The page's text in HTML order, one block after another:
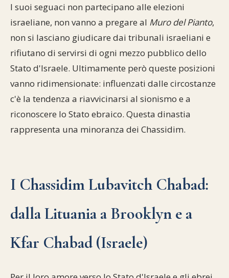
I suoi seguaci non partecipano alle elezioni
israeliane, non vanno a pregare al Muro del Pianto,
non si lasciano giudicare dai tribunali israeliani e
rifiutano di servirsi di ogni mezzo pubblico dello
Stato d'Israele. Ultimamente però queste posizioni
vanno ridimensionate: influenzati dalle circostanze
c'è la tendenza a riavvicinarsi al sionismo e a
riconoscere lo Stato ebraico. Questa dinastia
rappresenta una minoranza dei Chassidim.
I Chassidim Lubavitch Chabad:
dalla Lituania a Brooklyn e a
Kfar Chabad (Israele)